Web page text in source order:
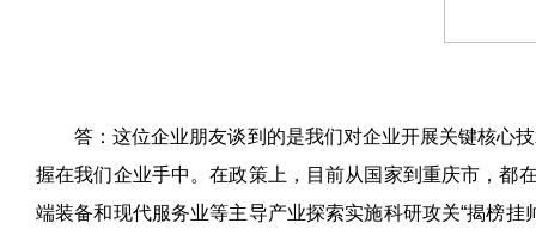
答：这位企业朋友谈到的是我们对企业开展关键核心
握在我们企业手中。在政策上，目前从国家到重庆市，都
端装备和现代服务业等主导产业探索实施科研攻关“揭榜